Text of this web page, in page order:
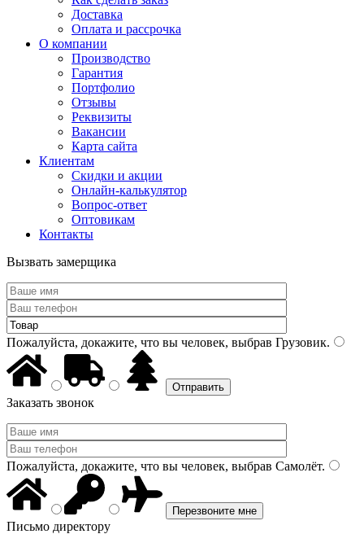
Доставка
Оплата и рассрочка
О компании
Производство
Гарантия
Портфолио
Отзывы
Реквизиты
Вакансии
Карта сайта
Клиентам
Скидки и акции
Онлайн-калькулятор
Вопрос-ответ
Оптовикам
Контакты
Вызвать замерщика
Пожалуйста, докажите, что вы человек, выбрав Грузовик.
Заказать звонок
Пожалуйста, докажите, что вы человек, выбрав Самолёт.
Письмо директору